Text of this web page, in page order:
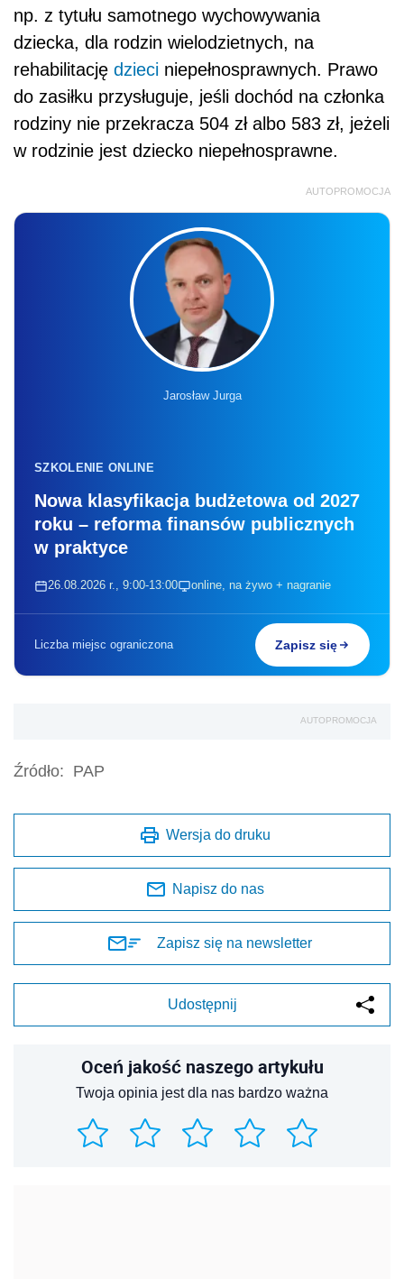
np. z tytułu samotnego wychowywania
dziecka, dla rodzin wielodzietnych, na
rehabilitację dzieci niepełnosprawnych. Prawo
do zasiłku przysługuje, jeśli dochód na członka
rodziny nie przekracza 504 zł albo 583 zł, jeżeli
w rodzinie jest dziecko niepełnosprawne.
AUTOPROMOCJA
Jarosław Jurga
SZKOLENIE ONLINE
Nowa klasyfikacja budżetowa od 2027
roku – reforma finansów publicznych
w praktyce
26.08.2026 r., 9:00-13:00 online, na żywo + nagranie
Liczba miejsc ograniczona Zapisz się
AUTOPROMOCJA
Źródło: PAP
Wersja do druku
Napisz do nas
Zapisz się na newsletter
Udostępnij
Oceń jakość naszego artykułu
Twoja opinia jest dla nas bardzo ważna